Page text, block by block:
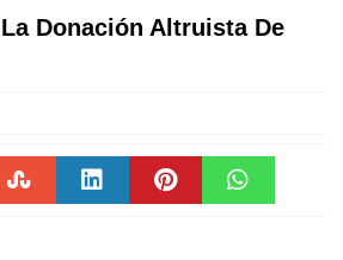
Donación Altruista De